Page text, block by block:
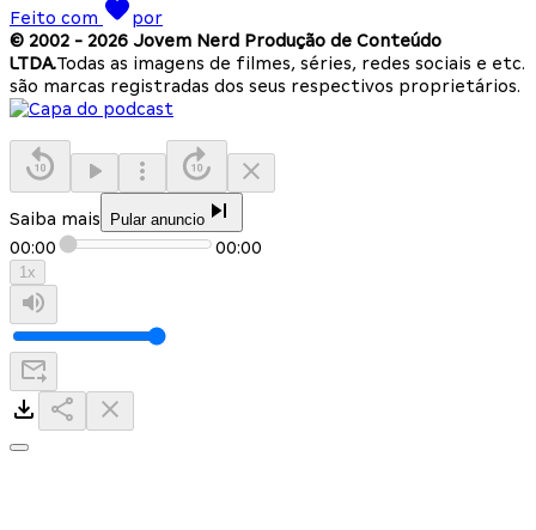
Feito com
por
© 2002 - 2026 Jovem Nerd Produção de Conteúdo
LTDA.Todas as imagens de filmes, séries, redes sociais e etc.
são marcas registradas dos seus respectivos proprietários.
Saiba mais Pular anuncio
00:00 00:00
1x